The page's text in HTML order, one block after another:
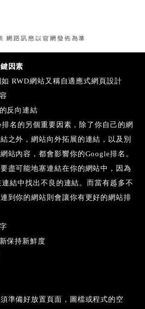
網路訊息以官網發佈為準
因素
RWD網站又稱自適應式網頁設計
反向連結
名的另個重要因素，除了你自己的網
之外，網站向外拓展的連結，以及別
站內容，都會影響你的Google排名。
盡可能地塞連結在你的網站中，因為
結中找出不良的連結。而當有趆多不
到你的網站則會讓你有更好的網站排
保持新鮮度
準備好放置頁面，圖檔或程式的空